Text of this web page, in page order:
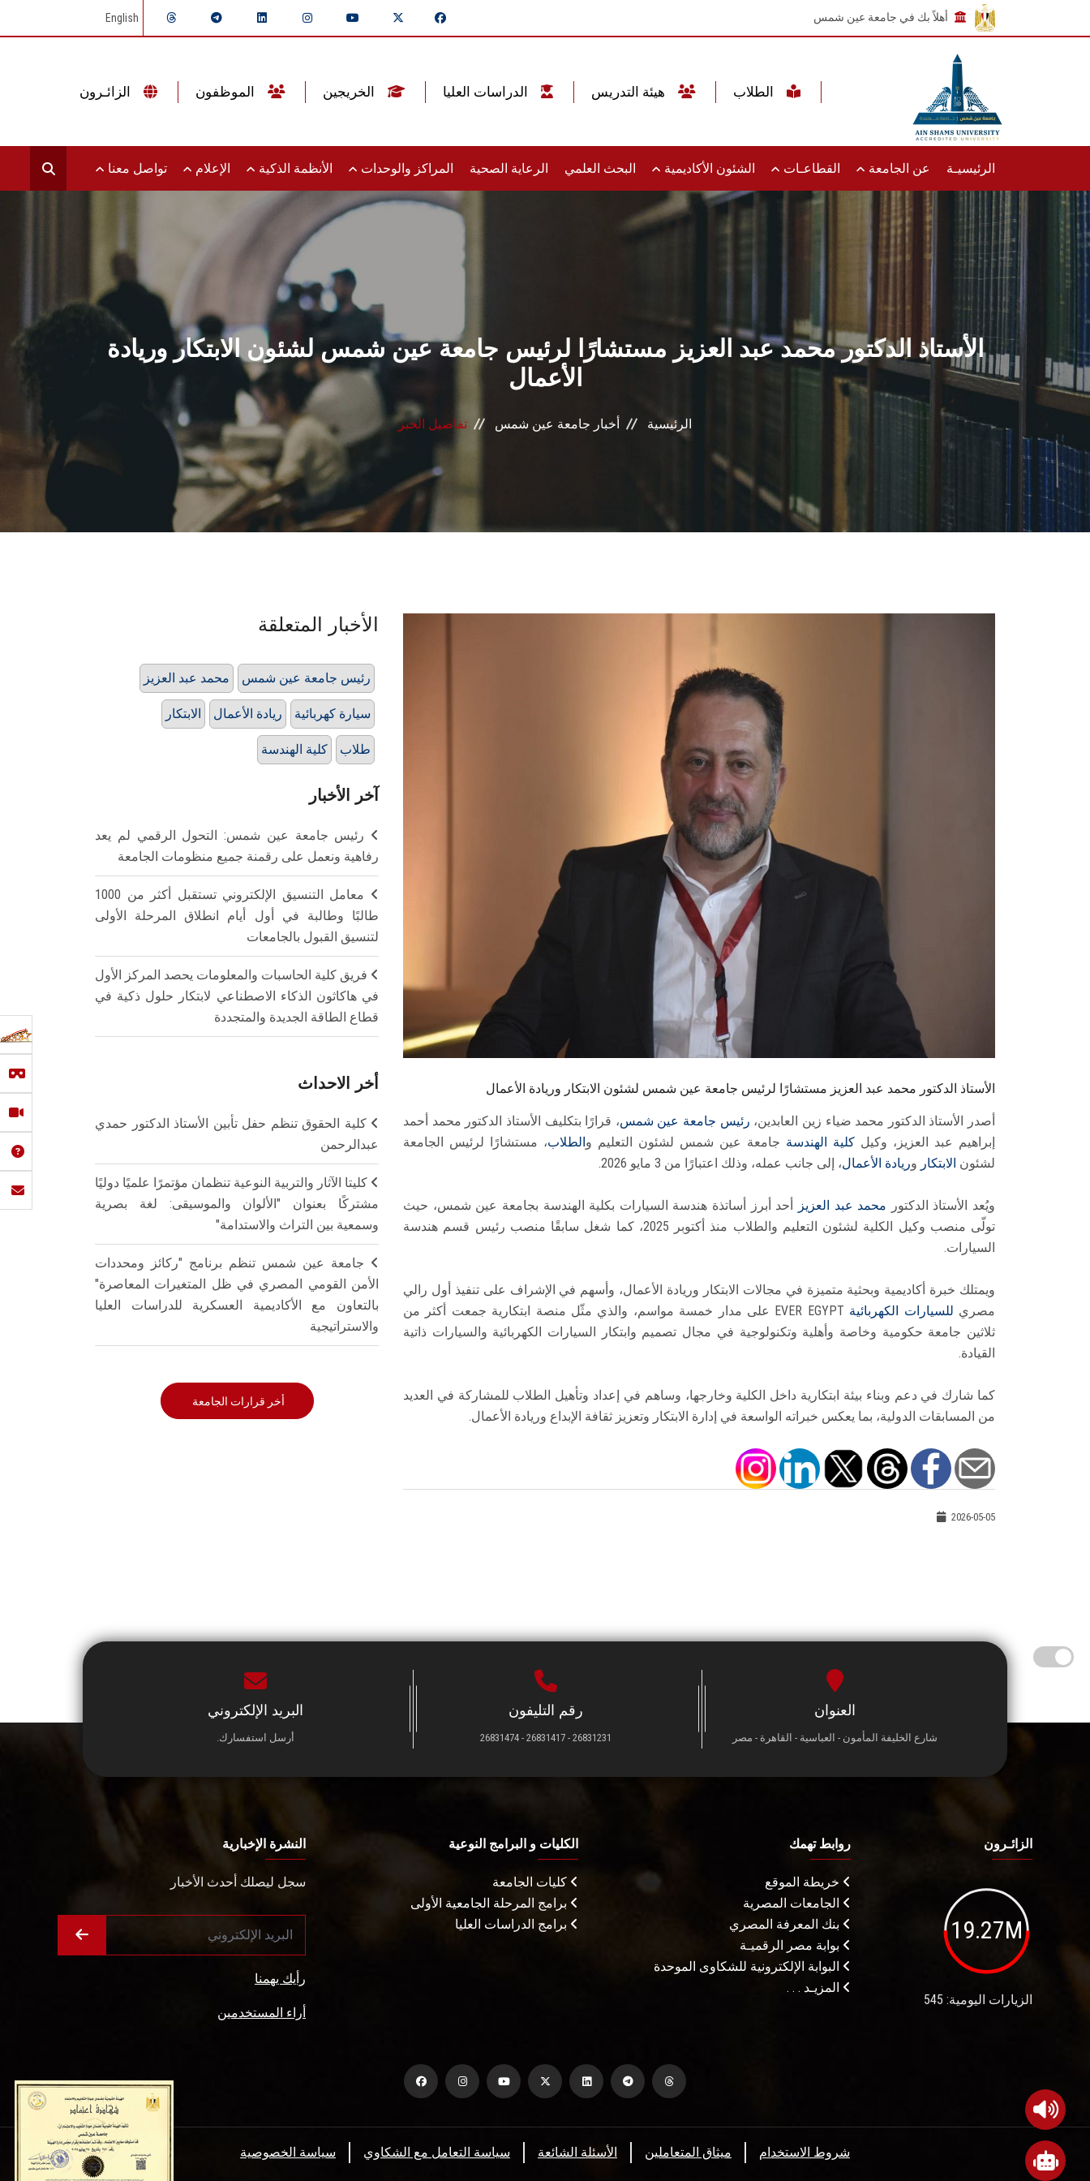
أهلاً بك في جامعة عين شمس English
الرئيسيـة عن الجامعة القطاعـات الشئون الأكاديمية البحث العلمي الرعاية الصحية المراكز والوحدات الأنظمة الذكية الإعلام تواصل معنا
الأستاذ الدكتور محمد عبد العزيز مستشارًا لرئيس جامعة عين شمس لشئون الابتكار وريادة
الأعمال
الرئيسية أخبار جامعة عين شمس تفاصيل الخبر
الأستاذ الدكتور محمد عبد العزيز مستشارًا لرئيس جامعة عين شمس لشئون الابتكار وريادة الأعمال
أصدر الأستاذ الدكتور محمد ضياء زين العابدين، رئيس جامعة عين شمس، قرارًا بتكليف الأستاذ الدكتور محمد أحمد
إبراهيم عبد العزيز، وكيل كلية الهندسة جامعة عين شمس لشئون التعليم والطلاب، مستشارًا لرئيس الجامعة
لشئون الابتكار وريادة الأعمال، إلى جانب عمله، وذلك اعتبارًا من 3 مايو 2026.
ويُعد الأستاذ الدكتور محمد عبد العزيز أحد أبرز أساتذة هندسة السيارات بكلية الهندسة بجامعة عين شمس، حيث
تولّى منصب وكيل الكلية لشئون التعليم والطلاب منذ أكتوبر 2025، كما شغل سابقًا منصب رئيس قسم هندسة
السيارات.
ويمتلك خبرة أكاديمية وبحثية متميزة في مجالات الابتكار وريادة الأعمال، وأسهم في الإشراف على تنفيذ أول رالي
مصري للسيارات الكهربائية
EVER EGYPT على مدار خمسة مواسم، والذي مثّل منصة ابتكارية جمعت أكثر من
ثلاثين جامعة حكومية وخاصة وأهلية وتكنولوجية في مجال تصميم وابتكار السيارات الكهربائية والسيارات ذاتية
القيادة.
كما شارك في دعم وبناء بيئة ابتكارية داخل الكلية وخارجها، وساهم في إعداد وتأهيل الطلاب للمشاركة في العديد
من المسابقات الدولية، بما يعكس خبراته الواسعة في إدارة الابتكار وتعزيز ثقافة الإبداع وريادة الأعمال.
2026-05-05
الأخبار المتعلقة
محمد عبد العزيز رئيس جامعة عين شمس
الابتكار ريادة الأعمال سيارة كهربائية
كلية الهندسة طلاب
آخر الأخبار
رئيس جامعة عين شمس: التحول الرقمي لم يعد
رفاهية ونعمل على رقمنة جميع منظومات الجامعة
معامل التنسيق الإلكتروني تستقبل أكثر من 1000
طالبًا وطالبة في أول أيام انطلاق المرحلة الأولى
لتنسيق القبول بالجامعات
فريق كلية الحاسبات والمعلومات يحصد المركز الأول
في هاكاثون الذكاء الاصطناعي لابتكار حلول ذكية في
قطاع الطاقة الجديدة والمتجددة
أخر الاحداث
كلية الحقوق تنظم حفل تأبين الأستاذ الدكتور حمدي
عبدالرحمن
كليتا الآثار والتربية النوعية تنظمان مؤتمرًا علميًا دوليًا
مشتركًا بعنوان "الألوان والموسيقى: لغة بصرية
وسمعية بين التراث والاستدامة"
جامعة عين شمس تنظم برنامج "ركائز ومحددات
الأمن القومي المصري في ظل المتغيرات المعاصرة"
بالتعاون مع الأكاديمية العسكرية للدراسات العليا
والاستراتيجية
أخر قرارات الجامعة
العنوان
شارع الخليفة المأمون - العباسية - القاهرة - مصر
رقم التليفون
26831231 - 26831417 - 26831474
البريد الإلكتروني
أرسل استفسارك.
الزائـرون
19.27M
الزيارات اليومية: 545
روابط تهمك
خريطة الموقع
الجامعات المصرية
بنك المعرفة المصري
بوابة مصر الرقميـة
البوابة الإلكترونية للشكاوى الموحدة
المزيـد . . .
الكليات و البرامج النوعية
كليات الجامعة
برامج المرحلة الجامعية الأولى
برامج الدراسات العليا
النشرة الإخبارية
سجل ليصلك أحدث الأخبار
رأيك يهمنا
أراء المستخدمين
سياسة الخصوصية سياسة التعامل مع الشكاوي الأسئلة الشائعة ميثاق المتعاملين شروط الاستخدام